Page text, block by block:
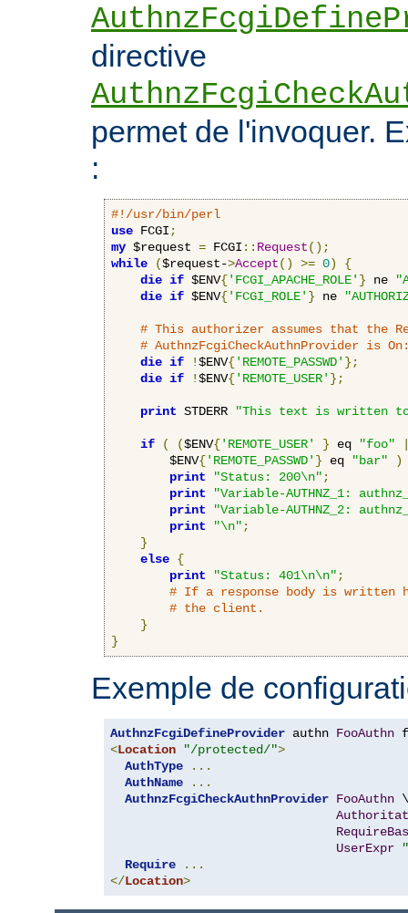
directive
permet de l'invoquer.
:
#!/usr/bin/perl
use FCGI ;
my $request = FCGI :: Request();
while
($request->Accept() >= 0)
{
die if $ENV{'FCGI_APACHE_ROLE' } ne
die if $ENV{'FCGI_ROLE' } ne
# This authorizer assumes that the
# AuthnzFcgiCheckAuthnProvider is
die if !$ENV{'REMOTE_PASSWD' };
die if !$ENV{'REMOTE_USER' };
print STDERR "This text is written
if ( ($ENV{'REMOTE_USER' } eq "foo"
        $ENV
{'REMOTE_PASSWD' } eq "bar"
)
print
"Status: 200\n" ;
print
"Variable-AUTHNZ_1:
print
"Variable-AUTHNZ_2:
print
"\n" ;
}
else {
print
"Status: 401\n\n" ;
# If a response body is
# the client.
}
}
Exemple de
AuthnzFcgiDefineProvider authn FooAuthn
<Location "/protected/">
AuthType
...
AuthName
...
AuthnzFcgiCheckAuthnProvider FooAuthn \
UserExpr
Require
...
</Location>